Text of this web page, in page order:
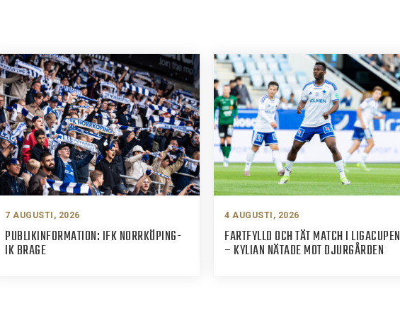
7 AUGUSTI, 2026
PUBLIKINFORMATION: IFK NORRKÖPING-
IK BRAGE
4 AUGUSTI, 2026
FARTFYLLD OCH TÄT MATCH I LIGACUPEN
– KYLIAN NÄTADE MOT DJURGÅRDEN